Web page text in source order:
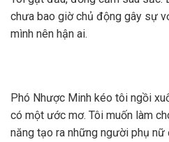
chưa bao giờ chủ động gây sự
mình nên hận ai.
Phó Nhược Minh kéo tôi ngồi
có một ước mơ. Tôi muốn làm
năng tạo ra những người phụ